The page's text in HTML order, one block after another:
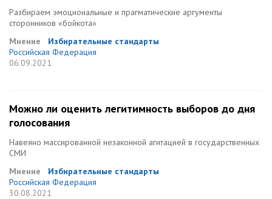
Разбираем эмоциональные и прагматические аргументы
сторонников «бойкота»
Мнение
Избирательные стандарты
Российская Федерация
06.09.2021
Можно ли оценить легитимность выборов до дня
голосования
Навеяно массированной незаконной агитацией в государственных
СМИ
Мнение
Избирательные стандарты
Российская Федерация
30.08.2021